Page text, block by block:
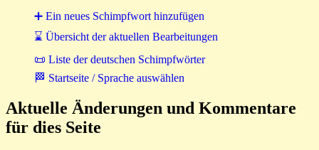
➕ Ein neues Schimpfwort hinzufügen
⌛ Übersicht der aktuellen Bearbeitungen
📜 Liste der deutschen Schimpfwörter
🏁 Startseite / Sprache auswählen
Aktuelle Änderungen und Kommentare
für dies Seite